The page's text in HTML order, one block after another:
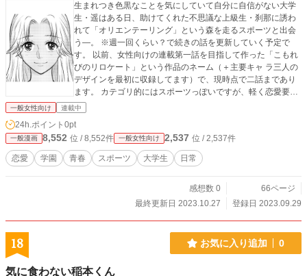
生まれつき色黒なことを気にしていて自分に自信がない大学
生・遥はある日、助けてくれた不思議な上級生・刹那に誘わ
れて「オリエンテーリング」という森を走るスポーツと出会
う―。 ※週一回くらい？で続きの話を更新していく予定で
す。 以前、女性向けの連載第一話を目指して作った「こもれ
びのリロケート」という作品のネーム（＋主要キャ ラ三人の
デザインを最初に収録してます）で、現時点で二話まであり
ます。 カテゴリ的にはスポーツっぽいですが、軽く恋愛要素
もあります。 一応この設定で10～20話分くらいまではフンワ
ぶん全面的に作り直すことになりそうです（ネーム原作担当
を想定してた）。 そういうわけで相変わらずネームですが、
せっかく描いたのでこちらにあげておきます。 いや、本当は
漫画大賞にはちゃんとペン入れ仕上げした原稿で参加したい
ん。。実際こういうのでも大丈夫なんでしょうかね参加して
一般女性向け 連載中
24h.ポイント 0pt
一般漫画 8,552 位 / 8,552件 一般女性向け 2,537 位 / 2,537件
恋愛 学園 青春 スポーツ 大学生 日常
感想数 0
66ページ
最終更新日 2023.10.27
登録日 2023.09.29
18 お気に入り追加 0
気に食わない稲本くん